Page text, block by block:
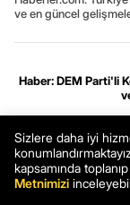
ve en güncel
Haber: DEM Parti'li
Gizlilik ve çerez
Sizlere daha iyi
kapsamında
Metnimizi